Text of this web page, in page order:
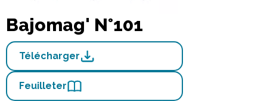
Bajomag' N°101
Télécharger
Feuilleter